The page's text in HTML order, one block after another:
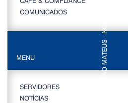
COMUNICADOS
MENU
SERVIDORES
NOTÍCIAS